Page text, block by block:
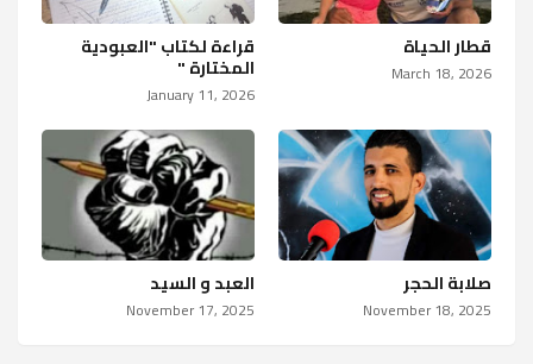
قطار الحياة
March 18, 2026
قراءة لكتاب "العبودية
المختارة "
January 11, 2026
صلابة الحجر
November 18, 2025
العبد و السيد
November 17, 2025